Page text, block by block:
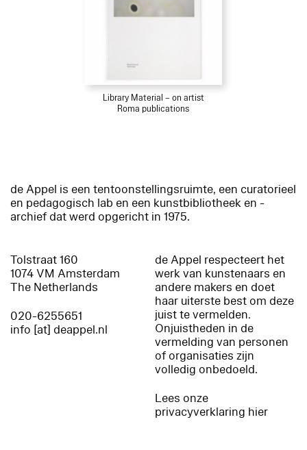
Library Material – on artist
Roma publications
de Appel is een tentoonstellingsruimte, een curatorieel
en pedagogisch lab en een kunstbibliotheek en -
archief dat werd opgericht in 1975.
Tolstraat 160
1074 VM Amsterdam
The Netherlands
020-6255651
info [at] deappel.nl
de Appel respecteert het
werk van kunstenaars en
andere makers en doet
haar uiterste best om deze
juist te vermelden.
Onjuistheden in de
vermelding van personen
of organisaties zijn
volledig onbedoeld.
Lees onze
privacyverklaring hier